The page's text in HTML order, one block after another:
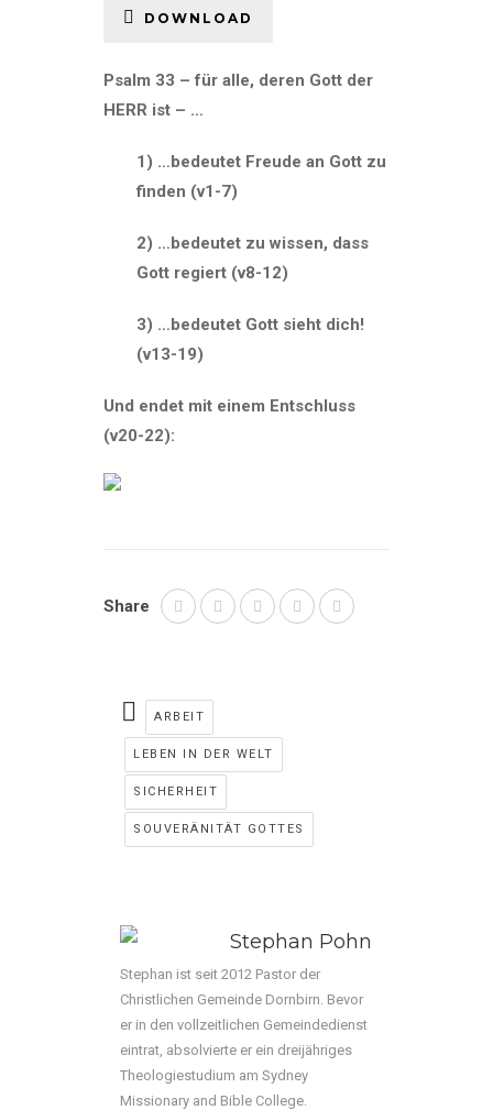
DOWNLOAD
Psalm 33 – für alle, deren Gott der
HERR ist – …
1) …bedeutet Freude an Gott zu
finden (v1-7)
2) …bedeutet zu wissen, dass
Gott regiert (v8-12)
3) …bedeutet Gott sieht dich!
(v13-19)
Und endet mit einem Entschluss
(v20-22):
Share
ARBEIT
LEBEN IN DER WELT
SICHERHEIT
SOUVERÄNITÄT GOTTES
Stephan Pohn
Stephan ist seit 2012 Pastor der
Christlichen Gemeinde Dornbirn. Bevor
er in den vollzeitlichen Gemeindedienst
eintrat, absolvierte er ein dreijähriges
Theologiestudium am Sydney
Missionary and Bible College.